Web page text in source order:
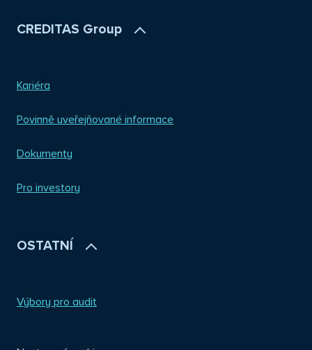
CREDITAS Group
Kariéra
Povinně uveřejňované informace
Dokumenty
Pro investory
OSTATNÍ
Výbory pro audit